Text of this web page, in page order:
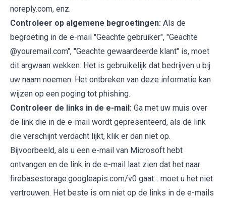
noreply.com, enz.
Controleer op algemene begroetingen: Als de
begroeting in de e-mail "Geachte gebruiker", "Geachte
@youremail.com", "Geachte gewaardeerde klant" is, moet
dit argwaan wekken. Het is gebruikelijk dat bedrijven u bij
uw naam noemen. Het ontbreken van deze informatie kan
wijzen op een poging tot phishing.
Controleer de links in de e-mail: Ga met uw muis over
de link die in de e-mail wordt gepresenteerd, als de link
die verschijnt verdacht lijkt, klik er dan niet op.
Bijvoorbeeld, als u een e-mail van Microsoft hebt
ontvangen en de link in de e-mail laat zien dat het naar
firebasestorage.googleapis.com/v0 gaat... moet u het niet
vertrouwen. Het beste is om niet op de links in de e-mails